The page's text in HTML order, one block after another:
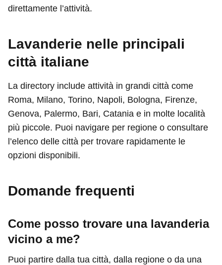
direttamente l’attività.
Lavanderie nelle principali
città italiane
La directory include attività in grandi città come
Roma, Milano, Torino, Napoli, Bologna, Firenze,
Genova, Palermo, Bari, Catania e in molte località
più piccole. Puoi navigare per regione o consultare
l’elenco delle città per trovare rapidamente le
opzioni disponibili.
Domande frequenti
Come posso trovare una lavanderia
vicino a me?
Puoi partire dalla tua città, dalla regione o da una